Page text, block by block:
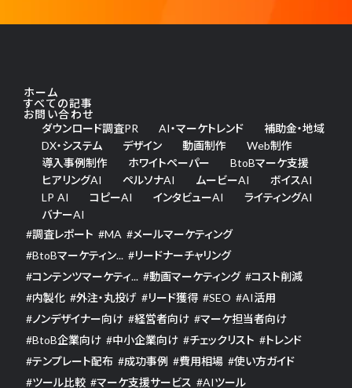
ホーム
すべての記事
お問い合わせ
ダウンロード調査PR
AI・マーケトレンド
補助金・地域
DX・システム
デザイン 動画制作
Web制作
導入事例制作
ホワイトペーパー
BtoBマーケ支援
ヒアリングAI
ペルソナAI ムービーAI
ボイスAI
LP AI
コピーAI インタビューAI
ライティングAI
バナーAI
#調査レポート #MA #メールマーケティング
#BtoBマーケティン... #リードナーチャリング
#コンテンツマーケティ... #動画マーケティング #コスト削減
#内製化 #外注・丸投げ #リード獲得 #SEO #AI活用
#ノンデザイナー向け #経営者向け #マーケ担当者向け
#BtoB企業向け #中小企業向け #チェックリスト #トレンド
#テンプレート配布 #成功事例 #費用相場 #使い方ガイド
#ツール比較 #マーケ支援サービス #AIツール